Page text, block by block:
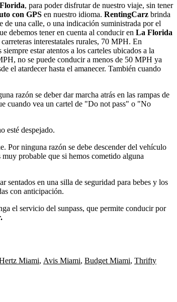
, para poder disfrutar de nuestro viaje, sin tener
con GPS en nuestro idioma. RentingCarz brinda
de una calle, o una indicación suministrada por el
debemos tener en cuenta al conducir en La Florida
interestatales rurales, 70 MPH. En
estar atentos a los carteles ubicados a la
no se puede conducir a menos de 50 MPH ya
el atardecer hasta el amanecer. También cuando
razón se deber dar marcha atrás en las rampas de
cuando vea un cartel de "Do not pass" o "No
esté despejado.
Por ninguna razón se debe descender del vehículo
probable que si hemos cometido alguna
sentados en una silla de seguridad para bebes y los
con anticipación.
el servicio del sunpass, que permite conducir por
Miami, Avis Miami, Budget Miami, Thrifty